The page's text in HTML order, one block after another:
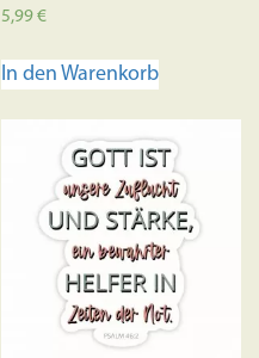
Bewertet mit
5.00
5,99€
In den Warenkorb